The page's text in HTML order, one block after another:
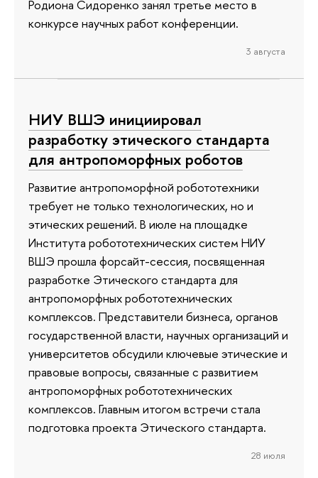
Родиона Сидоренко занял третье место в
конкурсе научных работ конференции.
3 августа
НИУ ВШЭ инициировал
разработку этического стандарта
для антропоморфных роботов
Развитие антропоморфной робототехники
требует не только технологических, но и
этических решений. В июле на площадке
Института робототехнических систем НИУ
ВШЭ прошла форсайт-сессия, посвященная
разработке Этического стандарта для
антропоморфных робототехнических
комплексов. Представители бизнеса, органов
государственной власти, научных организаций и
университетов обсудили ключевые этические и
правовые вопросы, связанные с развитием
антропоморфных робототехнических
комплексов. Главным итогом встречи стала
подготовка проекта Этического стандарта.
28 июля